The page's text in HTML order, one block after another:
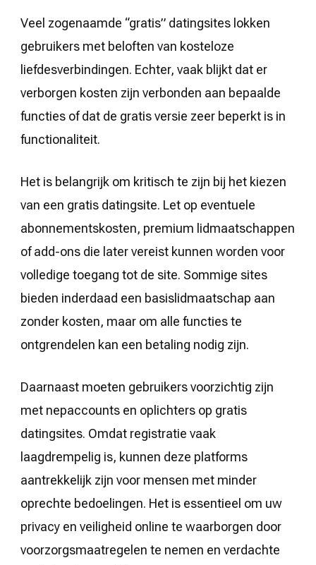
Veel zogenaamde “gratis” datingsites lokken
gebruikers met beloften van kosteloze
liefdesverbindingen. Echter, vaak blijkt dat er
verborgen kosten zijn verbonden aan bepaalde
functies of dat de gratis versie zeer beperkt is in
functionaliteit.
Het is belangrijk om kritisch te zijn bij het kiezen
van een gratis datingsite. Let op eventuele
abonnementskosten, premium lidmaatschappen
of add-ons die later vereist kunnen worden voor
volledige toegang tot de site. Sommige sites
bieden inderdaad een basislidmaatschap aan
zonder kosten, maar om alle functies te
ontgrendelen kan een betaling nodig zijn.
Daarnaast moeten gebruikers voorzichtig zijn
met nepaccounts en oplichters op gratis
datingsites. Omdat registratie vaak
laagdrempelig is, kunnen deze platforms
aantrekkelijk zijn voor mensen met minder
oprechte bedoelingen. Het is essentieel om uw
privacy en veiligheid online te waarborgen door
voorzorgsmaatregelen te nemen en verdachte